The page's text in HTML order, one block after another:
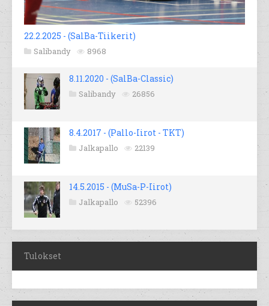
22.2.2025 - (SalBa-Tiikerit)
Salibandy 8968
8.11.2020 - (SalBa-Classic)
Salibandy 26856
8.4.2017 - (Pallo-Iirot - TKT)
Jalkapallo 22139
14.5.2015 - (MuSa-P-Iirot)
Jalkapallo 52396
Tulokset